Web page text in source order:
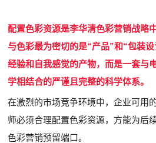
配置色彩资源是李华清色彩营销战略
与色彩最为密切的是“产品”和“包装
经验和自我感觉的产物，而是一套与
学相结合的严谨且完整的科学体系。
在激烈的市场竞争环境中，企业可用
师必须合理配置色彩资源，方能为后
色彩营销预留端口。